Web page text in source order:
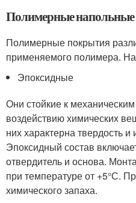
Полимерные
Полимерные покрытия
применяемого полимера.
Эпоксидные
Они стойкие к
воздействию химических
них характерна твердость и
Эпоксидный состав
отвердитель и основа.
при температуре от +5°С.
химического запаха.